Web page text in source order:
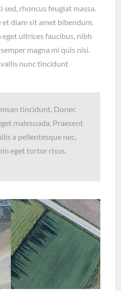
sed, rhoncus feugiat massa.
diam sit amet bibendum.
ultrices faucibus, nibh
magna mi quis nisi.
nunc tincidunt
tincidunt. Donec
malesuada. Praesent
a pellentesque nec,
eget tortor risus.